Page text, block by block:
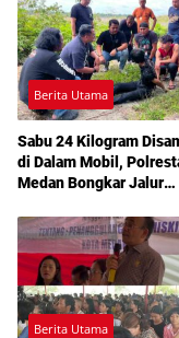
Berita Utama
Sabu 24 Kilogram
di Dalam Mobil,
Medan Bongkar Jalur
Berita Utama